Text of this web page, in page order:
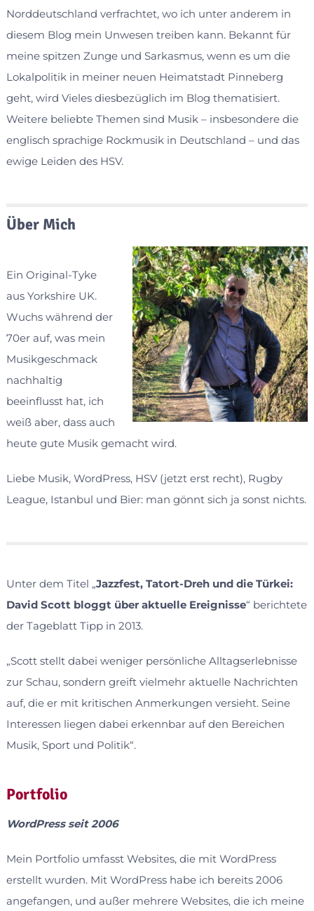
Norddeutschland verfrachtet, wo ich unter anderem in
diesem Blog mein Unwesen treiben kann. Bekannt für
meine spitzen Zunge und Sarkasmus, wenn es um die
Lokalpolitik in meiner neuen Heimatstadt Pinneberg
geht, wird Vieles diesbezüglich im Blog thematisiert.
Weitere beliebte Themen sind Musik – insbesondere die
englisch sprachige Rockmusik in Deutschland – und das
ewige Leiden des HSV.
Über Mich
Ein Original-Tyke
aus Yorkshire UK.
Wuchs während der
70er auf, was mein
Musikgeschmack
nachhaltig
beeinflusst hat, ich
weiß aber, dass auch
heute gute Musik gemacht wird.
Liebe Musik, WordPress, HSV (jetzt erst recht), Rugby
League, Istanbul und Bier: man gönnt sich ja sonst nichts.
Unter dem Titel „Jazzfest, Tatort-Dreh und die Türkei:
David Scott bloggt über aktuelle Ereignisse“ berichtete
der Tageblatt Tipp in 2013.
„Scott stellt dabei weniger persönliche Alltagserlebnisse
zur Schau, sondern greift vielmehr aktuelle Nachrichten
auf, die er mit kritischen Anmerkungen versieht. Seine
Interessen liegen dabei erkennbar auf den Bereichen
Musik, Sport und Politik“.
Portfolio
WordPress seit 2006
Mein Portfolio umfasst Websites, die mit WordPress
erstellt wurden. Mit WordPress habe ich bereits 2006
angefangen, und außer mehrere Websites, die ich meine